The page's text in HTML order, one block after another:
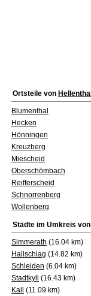
Ortsteile von Hellenthal
Blumenthal
Hecken
Hönningen
Kreuzberg
Miescheid
Oberschömbach
Reifferscheid
Schnorrenberg
Wollenberg
Städte im Umkreis von
Simmerath (16.04 km)
Hallschlag (14.82 km)
Schleiden (6.04 km)
Stadtkyll
(16.43 km)
Kall
(11.09 km)